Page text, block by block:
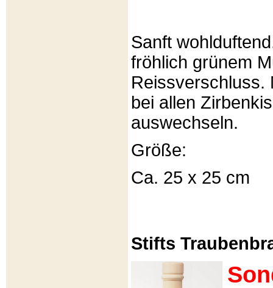
Sanft
fröhlich grünem
Reissverschluss.
bei allen
auswechseln.
Größe:
Ca. 25 x 25 cm
Stifts